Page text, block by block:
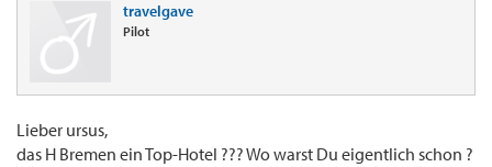
travelgave
Pilot
Lieber ursus,
das H Bremen ein Top-Hotel ??? Wo warst Du eigentlich schon ?